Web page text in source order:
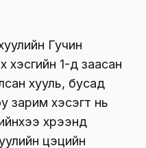
Гучин
хэсгийн 1-д заасан
хууль, бусад
зарим хэсэгт нь
хүрээнд
цэцийн